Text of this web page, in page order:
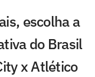
escolha a
do Brasil
x Atlético